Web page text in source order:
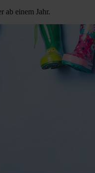
ab einem Jahr.